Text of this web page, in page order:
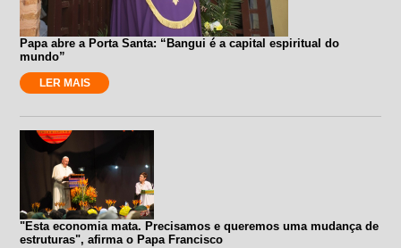
Papa abre a Porta Santa: “Bangui é a capital espiritual do
mundo”
LER MAIS
"Esta economia mata. Precisamos e queremos uma mudança de
estruturas", afirma o Papa Francisco